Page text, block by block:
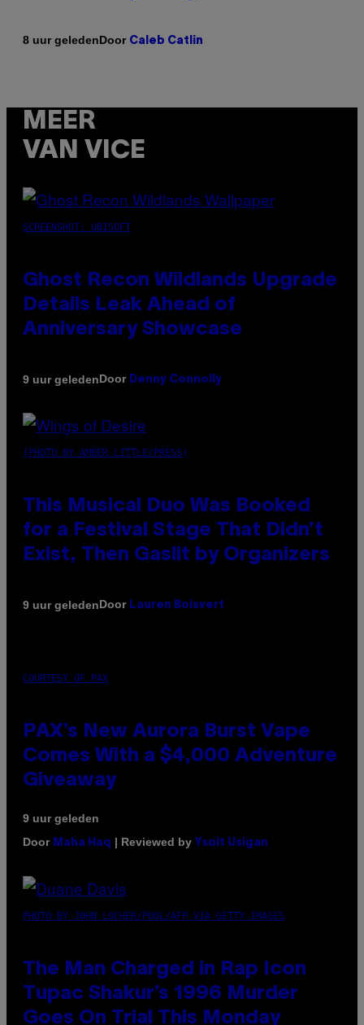
8 uur geledenDoor Caleb Catlin
MEER
VAN VICE
SCREENSHOT: UBISOFT
Ghost Recon Wildlands Upgrade
Details Leak Ahead of
Anniversary Showcase
9 uur geledenDoor Denny Connolly
(PHOTO BY AMBER LITTLE/PRESS)
This Musical Duo Was Booked
for a Festival Stage That Didn’t
Exist, Then Gaslit by Organizers
9 uur geledenDoor Lauren Boisvert
COURTESY OF PAX
PAX’s New Aurora Burst Vape
Comes With a $4,000 Adventure
Giveaway
9 uur geleden
Door Maha Haq | Reviewed by Ysolt Usigan
PHOTO BY JOHN LOCHER/POOL/AFP VIA GETTY IMAGES
The Man Charged in Rap Icon
Tupac Shakur’s 1996 Murder
Goes On Trial This Monday